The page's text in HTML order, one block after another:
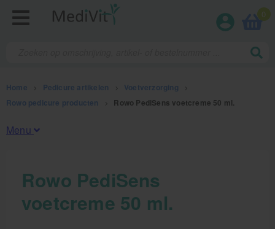
0
Home Pedicure artikelen Voetverzorging
Rowo pedicure producten
Rowo PediSens voetcreme 50 ml.
Menu
Fysiotherapieproducten
Verbruiksmaterialen
Rowo PediSens
voetcreme 50 ml.